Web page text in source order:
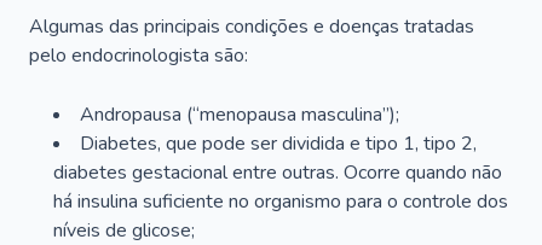
Algumas das principais condições e doenças tratadas
pelo endocrinologista são:
Andropausa (“menopausa masculina”);
Diabetes, que pode ser dividida e tipo 1, tipo 2,
diabetes gestacional entre outras. Ocorre quando não
há insulina suficiente no organismo para o controle dos
níveis de glicose;